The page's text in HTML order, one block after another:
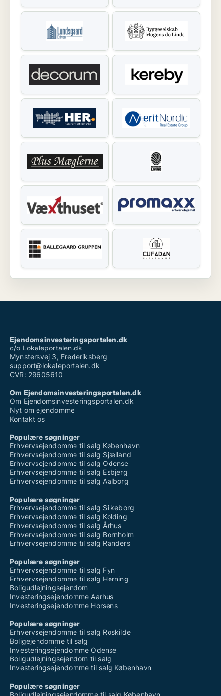
Ejendomsinvesteringsportalen.dk
c/o Lokaleportalen.dk
Mynstersvej 3, Frederiksberg
support@lokaleportalen.dk
CVR: 29605610
Om Ejendomsinvesteringsportalen.dk
Om Ejendomsinvesteringsportalen.dk
Nyt om ejendomme
Kontakt os
Populære søgninger
Erhvervsejendomme til salg København
Erhvervsejendomme til salg Sjælland
Erhvervsejendomme til salg Odense
Erhvervsejendomme til salg Esbjerg
Erhvervsejendomme til salg Aalborg
Populære søgninger
Erhvervsejendomme til salg Silkeborg
Erhvervsejendomme til salg Kolding
Erhvervsejendomme til salg Århus
Erhvervsejendomme til salg Bornholm
Erhvervsejendomme til salg Randers
Populære søgninger
Erhvervsejendomme til salg Fyn
Erhvervsejendomme til salg Herning
Boligudlejningsejendom
Investeringsejendomme Aarhus
Investeringsejendomme Horsens
Populære søgninger
Erhvervsejendomme til salg Roskilde
Boligejendomme til salg
Investeringsejendomme Odense
Boligudlejningsejendom til salg
Investeringsejendomme til salg København
Populære søgninger